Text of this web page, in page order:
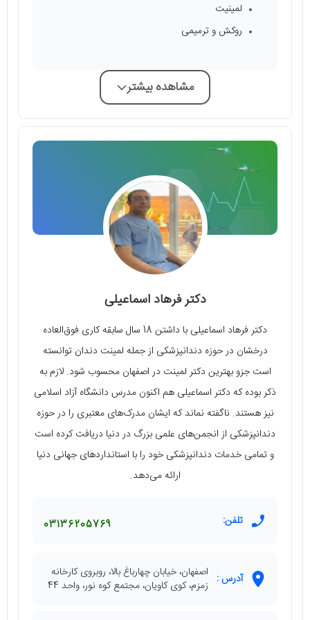
لمینیت
روکش و ترمیمی
مشاهده بیشتر
دکتر فرهاد اسماعیلی
دکتر فرهاد اسماعیلی با داشتن 18 سال سابقه کاری فوق‌العاده
درخشان در حوزه دندانپزشکی از جمله لمینت دندان توانسته
است جزو بهترین دکتر لمینت در اصفهان محسوب شود. لازم به
ذکر بوده که دکتر اسماعیلی هم اکنون مدرس دانشگاه آزاد اسلامی
نیز هستند. ناگفته نماند که ایشان مدرک‌های معتبری را در حوزه
دندانپزشکی از انجمن‌های علمی بزرگ در دنیا دریافت کرده است
و تمامی خدمات دندانپزشکی خود را با استانداردهای جهانی دنیا
ارائه می‌دهد.
تلفن: 03136205769
آدرس : اصفهان، خیابان چهارباغ بالا، روبروی کارخانه
زمزم، کوی کاویان، مجتمع کوه نور، واحد 44